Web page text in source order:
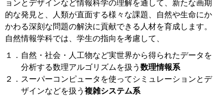
ョンとデザインなど情報科学の理解を通して、新たな画期
的な発見と、人類が直面する様々な課題、自然や生命にか
かわる深刻な問題の解決に貢献できる人材を育成します。
自然情報学科では、学生の指向を考慮して、
１．自然・社会・人工物など実世界から得られたデータを
分析する数理アルゴリズムを扱う 数理情報系
２．スーパーコンピュータを使ってシミュレーションとデ
ザインなどを扱う 複雑システム系